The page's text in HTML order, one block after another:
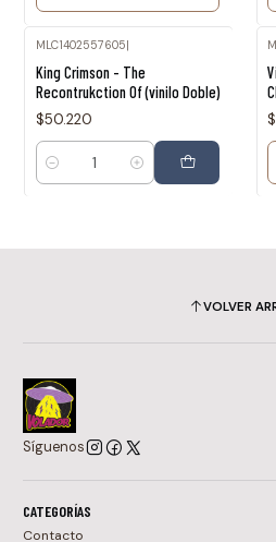
MLC1402557605|
King Crimson - The
Recontrukction Of (vinilo Doble)
$50.220
Cantidad
VOLVER
Síguenos
CATEGORÍAS
Contacto